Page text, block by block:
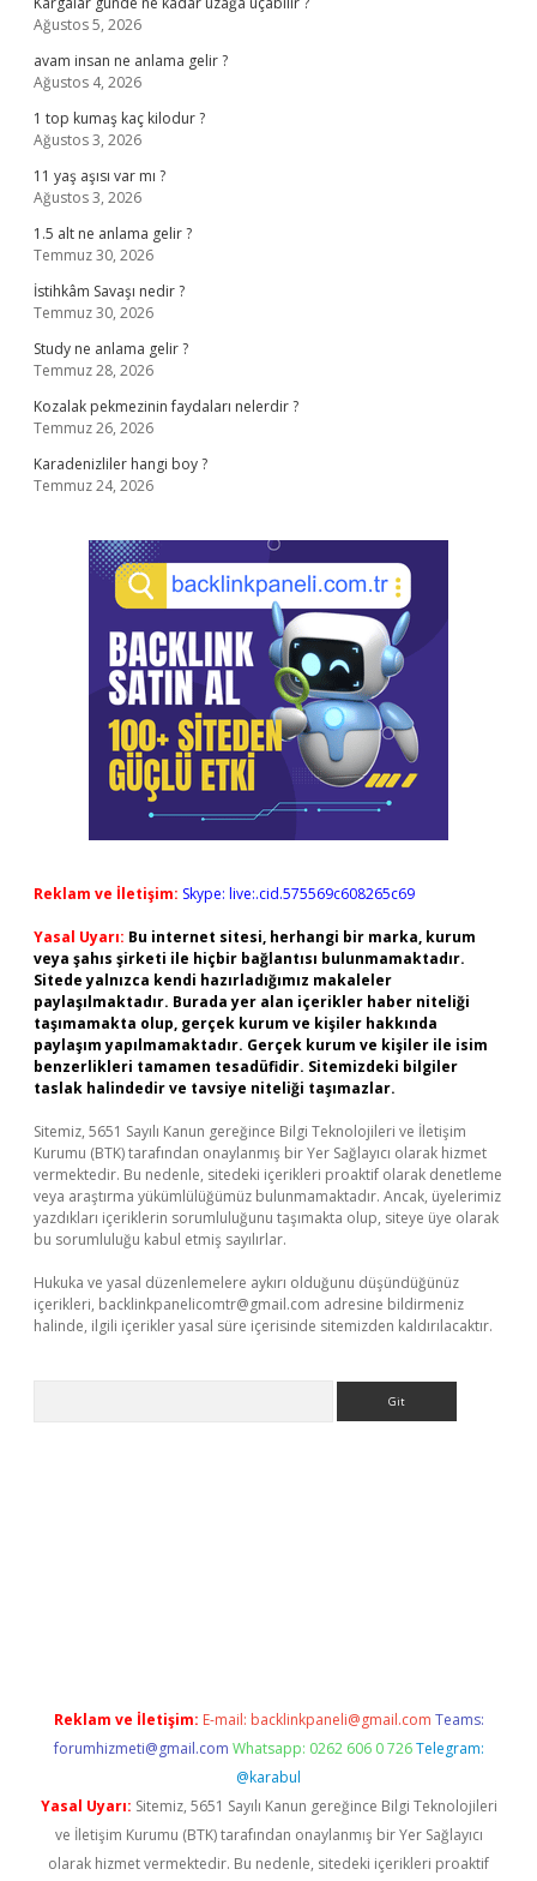
Ağustos 5, 2026
avam insan ne anlama gelir ?
Ağustos 4, 2026
1 top kumaş kaç kilodur ?
Ağustos 3, 2026
11 yaş aşısı var mı ?
Ağustos 3, 2026
1.5 alt ne anlama gelir ?
Temmuz 30, 2026
İstihkâm Savaşı nedir ?
Temmuz 30, 2026
Study ne anlama gelir ?
Temmuz 28, 2026
Kozalak pekmezinin faydaları nelerdir ?
Temmuz 26, 2026
Karadenizliler hangi boy ?
Temmuz 24, 2026
Reklam ve İletişim: Skype: live:.cid.575569c608265c69
Yasal Uyarı: Bu internet sitesi, herhangi bir marka, kurum
veya şahıs şirketi ile hiçbir bağlantısı bulunmamaktadır.
Sitede yalnızca kendi hazırladığımız makaleler
paylaşılmaktadır. Burada yer alan içerikler haber niteliği
taşımamakta olup, gerçek kurum ve kişiler hakkında
paylaşım yapılmamaktadır. Gerçek kurum ve kişiler ile isim
benzerlikleri tamamen tesadüfidir. Sitemizdeki bilgiler
taslak halindedir ve tavsiye niteliği taşımazlar.
Sitemiz, 5651 Sayılı Kanun gereğince Bilgi Teknolojileri ve İletişim
Kurumu (BTK) tarafından onaylanmış bir Yer Sağlayıcı olarak hizmet
vermektedir. Bu nedenle, sitedeki içerikleri proaktif olarak denetleme
veya araştırma yükümlülüğümüz bulunmamaktadır. Ancak, üyelerimiz
yazdıkları içeriklerin sorumluluğunu taşımakta olup, siteye üye olarak
bu sorumluluğu kabul etmiş sayılırlar.
Hukuka ve yasal düzenlemelere aykırı olduğunu düşündüğünüz
içerikleri, backlinkpanelicomtr@gmail.com adresine bildirmeniz
halinde, ilgili içerikler yasal süre içerisinde sitemizden kaldırılacaktır.
Reklam ve İletişim: E-mail: backlinkpaneli@gmail.com Teams:
forumhizmeti@gmail.com Whatsapp: 0262 606 0 726 Telegram:
@karabul
Yasal Uyarı: Sitemiz, 5651 Sayılı Kanun gereğince Bilgi Teknolojileri
ve İletişim Kurumu (BTK) tarafından onaylanmış bir Yer Sağlayıcı
olarak hizmet vermektedir. Bu nedenle, sitedeki içerikleri proaktif